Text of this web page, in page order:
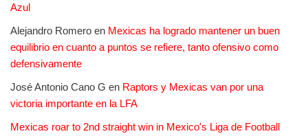
Azul
Alejandro Romero en Mexicas ha logrado mantener un buen
equilibrio en cuanto a puntos se refiere, tanto ofensivo como
defensivamente
José Antonio Cano G en Raptors y Mexicas van por una
victoria importante en la LFA
Mexicas roar to 2nd straight win in Mexico's Liga de Football